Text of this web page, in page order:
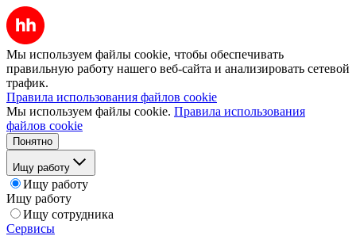
Мы используем файлы cookie, чтобы обеспечивать
правильную работу нашего веб-сайта и анализировать сетевой
трафик.
Правила использования файлов cookie
Мы используем файлы cookie. Правила использования
файлов cookie
Понятно
Ищу работу
Ищу работу
Ищу работу
Ищу сотрудника
Сервисы